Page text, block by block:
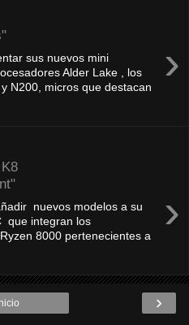
›
sus nuevos mini
Alder Lake , los
N200, micros que destacan
›
nuevos modelos a su
que integran los
8000 pertenecientes a
›
Inicio